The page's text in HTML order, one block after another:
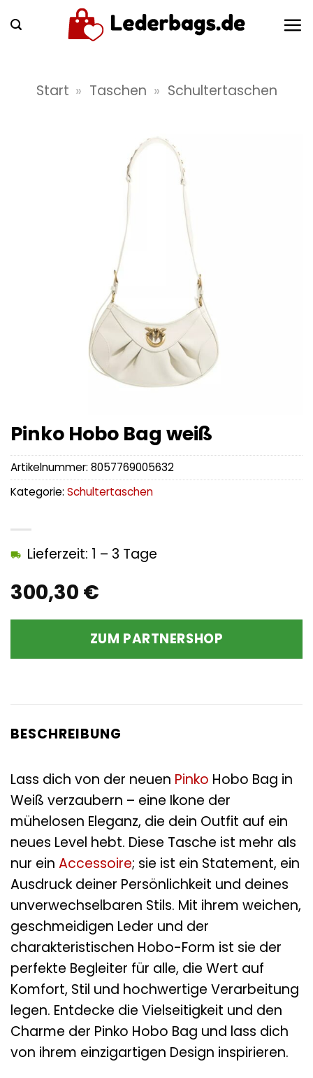
Inhalt
Start » Taschen » Schultertaschen
Pinko Hobo Bag weiß
300,30 €
Lieferzeit: 1 – 3 Tage
ZUM PARTNERSHOP
Artikelnummer: 8057769005632
Kategorie: Schultertaschen
BESCHREIBUNG
Lass dich von der neuen Pinko Hobo Bag in
Weiß verzaubern – eine Ikone der
mühelosen Eleganz, die dein Outfit auf ein
neues Level hebt. Diese Tasche ist mehr als
nur ein Accessoire; sie ist ein Statement, ein
Ausdruck deiner Persönlichkeit und deines
unverwechselbaren Stils. Mit ihrem weichen,
geschmeidigen Leder und der
charakteristischen Hobo-Form ist sie der
perfekte Begleiter für alle, die Wert auf
Komfort, Stil und hochwertige Verarbeitung
legen. Entdecke die Vielseitigkeit und den
Charme der Pinko Hobo Bag und lass dich
von ihrem einzigartigen Design inspirieren.